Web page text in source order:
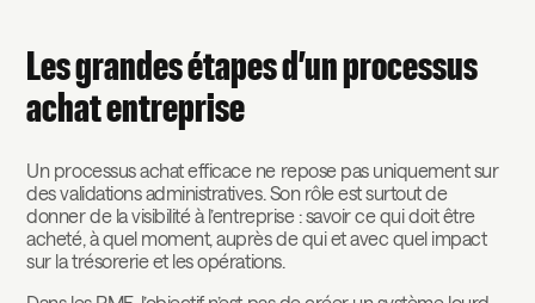
Les grandes étapes d’un processus
achat entreprise
Un processus achat efficace ne repose pas uniquement sur
des validations administratives. Son rôle est surtout de
donner de la visibilité à l’entreprise : savoir ce qui doit être
acheté, à quel moment, auprès de qui et avec quel impact
sur la trésorerie et les opérations.